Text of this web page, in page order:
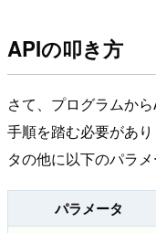
APIの叩き方
さて、プログラムか
手順を踏む必要があ
タの他に以下のパラ
パラメータ